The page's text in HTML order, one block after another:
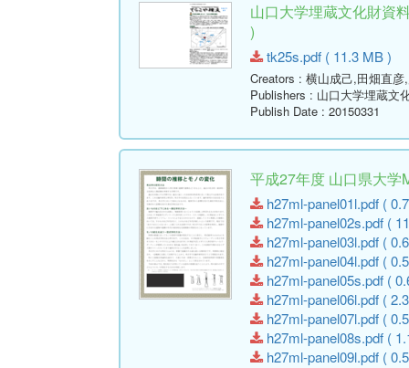
山口大学埋蔵文化財
)
tk25s.pdf ( 11.3 MB )
Creators : 横山成己,田畑直
Publishers : 山口大学埋蔵文
Publish Date : 20150331
平成27年度 山口県大学
h27ml-panel01l.pdf (
h27ml-panel02s.pdf (
h27ml-panel03l.pdf (
h27ml-panel04l.pdf (
h27ml-panel05s.pdf (
h27ml-panel06l.pdf (
h27ml-panel07l.pdf (
h27ml-panel08s.pdf (
h27ml-panel09l.pdf (